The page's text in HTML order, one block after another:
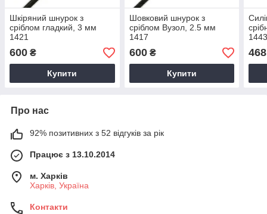
Шкіряний шнурок з
сріблом гладкий, 3 мм
1421
600 ₴
Купити
Шовковий шнурок з
сріблом Вузол, 2.5 мм
1417
600₴
Купити
468
Про нас
92% позитивних з 52 відгуків за рік
Працює з 13.10.2014
м. Харків
Харків, Україна
Контакти